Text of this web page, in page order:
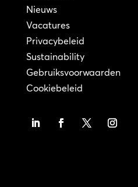
Nieuws
Vacatures
Privacybeleid
Sustainability
Gebruiksvoorwaarden
Cookiebeleid